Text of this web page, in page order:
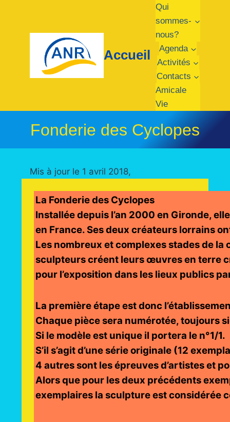
contenu
Accueil
Qui
sommes-
nous?
Agenda
Activités
Contacts
Amicale
Vie
Fonderie des Cyclopes
Mis à jour le 1 avril 2018,
La Fonderie des
Installée depuis l’an 2000 en Gironde,
en France. Ses deux créateurs lorrains
Les nombreux et complexes stades de
sculpteurs créent leurs œuvres en terre
pour l’exposition dans les lieux publics
La première étape est donc
Chaque pièce sera numérotée, toujours
Si le modèle est unique il portera le n°1/1.
S’il s’agit d’une série originale (12
4 autres sont les épreuves d’artistes et
Alors que pour les deux précédents
exemplaires la sculpture est considérée